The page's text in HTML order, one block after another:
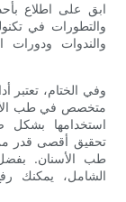
والتطورات في
والندوات ودورات
وفي الختام، تعتبر
متخصص في طب
استخدامها بشكل
تحقيق أقصى قدر
طب الأسنان. بفضل
الشامل، يمكنك